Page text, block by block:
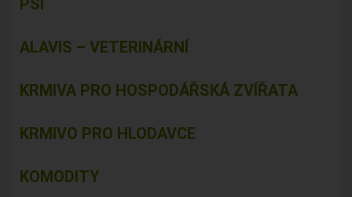
PSI
ALAVIS – VETERINÁRNÍ
KRMIVA PRO HOSPODÁŘSKÁ ZVÍŘATA
KRMIVO PRO HLODAVCE
KOMODITY